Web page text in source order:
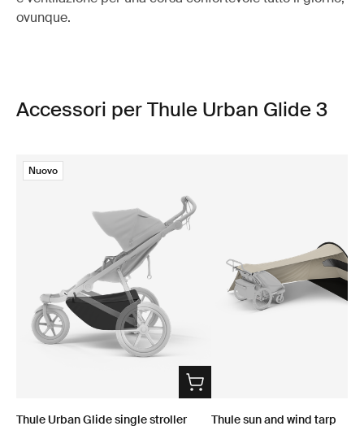
ovunque.
Accessori per Thule Urban Glide 3
Nuovo
Thule Urban Glide single stroller
Thule sun and wind tarp